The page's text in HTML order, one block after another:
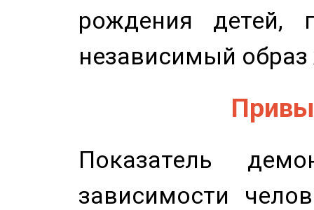
рождения детей,
независимый
Показатель
зависимости